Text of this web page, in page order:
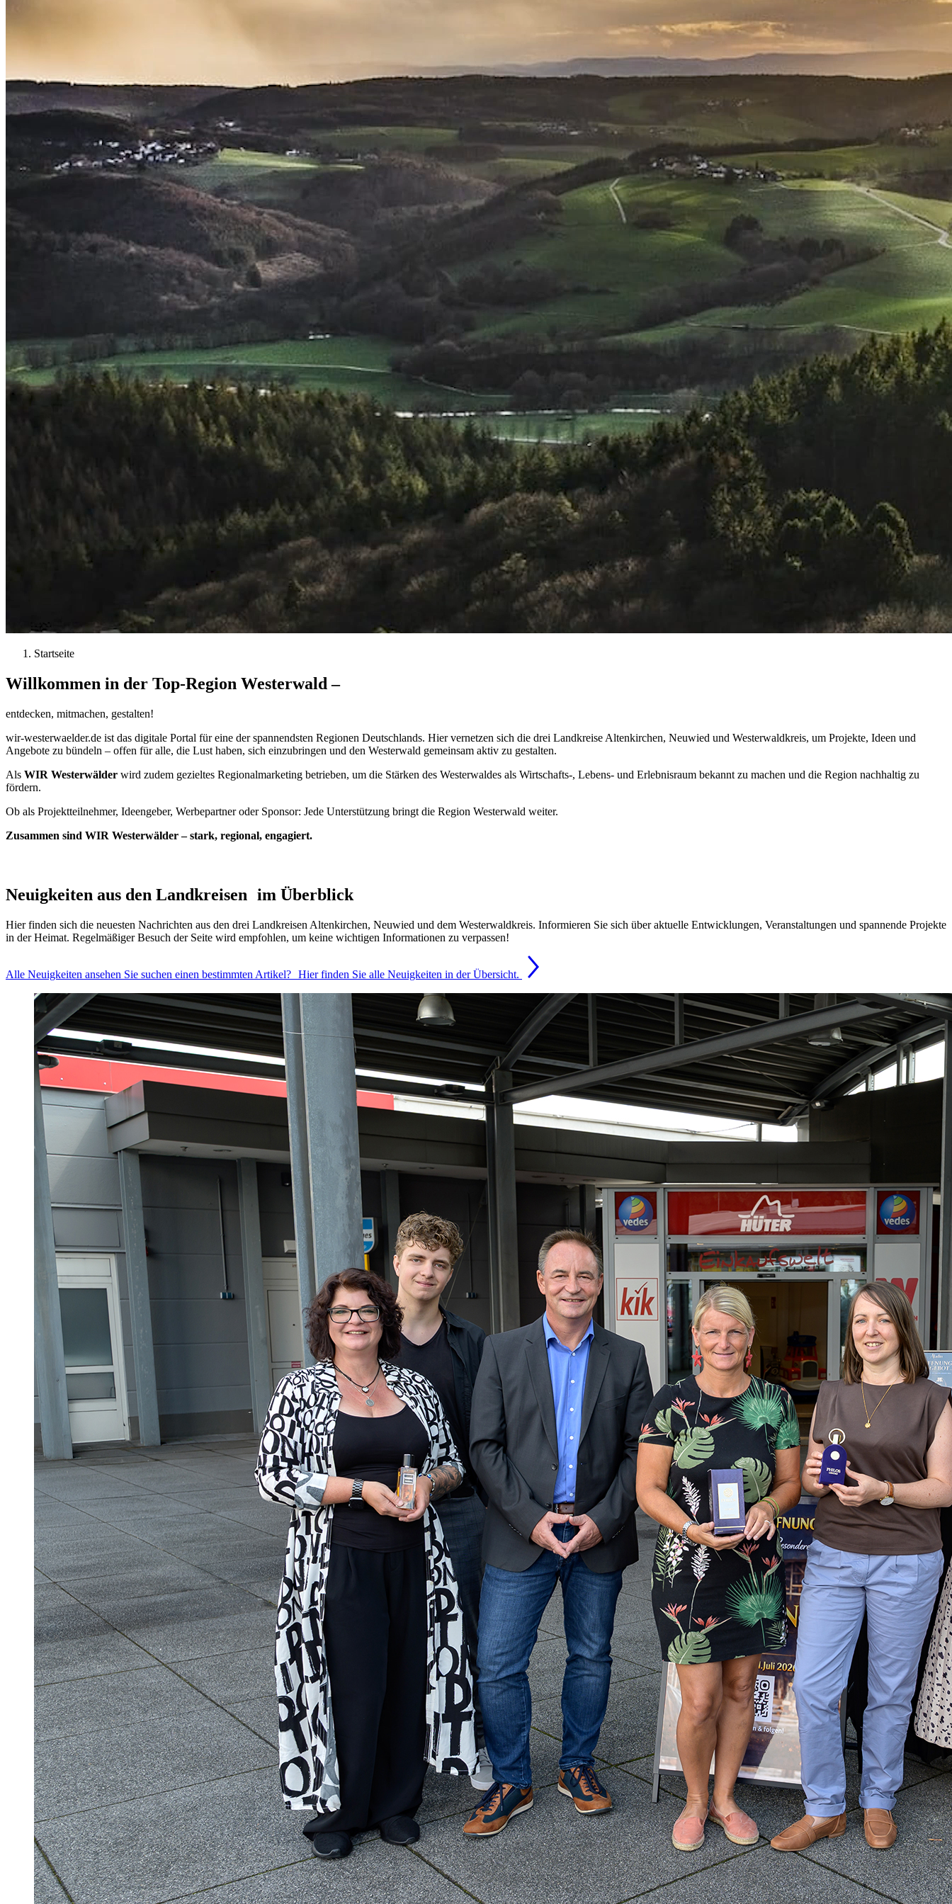
Startseite
Willkommen in der Top-Region Westerwald –
entdecken, mitmachen, gestalten!
wir-westerwaelder.de ist das digitale Portal für eine der spannendsten Regionen Deutschlands. Hier vernetzen sich die drei Landkreise Altenkirchen, Neuwied und Westerwaldkreis, um Projekte, Ideen und
Angebote zu bündeln – offen für alle, die Lust haben, sich einzubringen und den Westerwald gemeinsam aktiv zu gestalten.
Als WIR Westerwälder wird zudem gezieltes Regionalmarketing betrieben, um die Stärken des Westerwaldes als Wirtschafts-, Lebens- und Erlebnisraum bekannt zu machen und die Region nachhaltig zu
fördern.
Ob als Projektteilnehmer, Ideengeber, Werbepartner oder Sponsor: Jede Unterstützung bringt die Region Westerwald weiter.
Zusammen sind WIR Westerwälder – stark, regional, engagiert.
Neuigkeiten aus den Landkreisen im Überblick
Hier finden sich die neuesten Nachrichten aus den drei Landkreisen Altenkirchen, Neuwied und dem Westerwaldkreis. Informieren Sie sich über aktuelle Entwicklungen, Veranstaltungen und spannende Projekte
in der Heimat. Regelmäßiger Besuch der Seite wird empfohlen, um keine wichtigen Informationen zu verpassen!
Alle Neuigkeiten ansehen Sie suchen einen bestimmten Artikel? Hier finden Sie alle Neuigkeiten in der Übersicht.